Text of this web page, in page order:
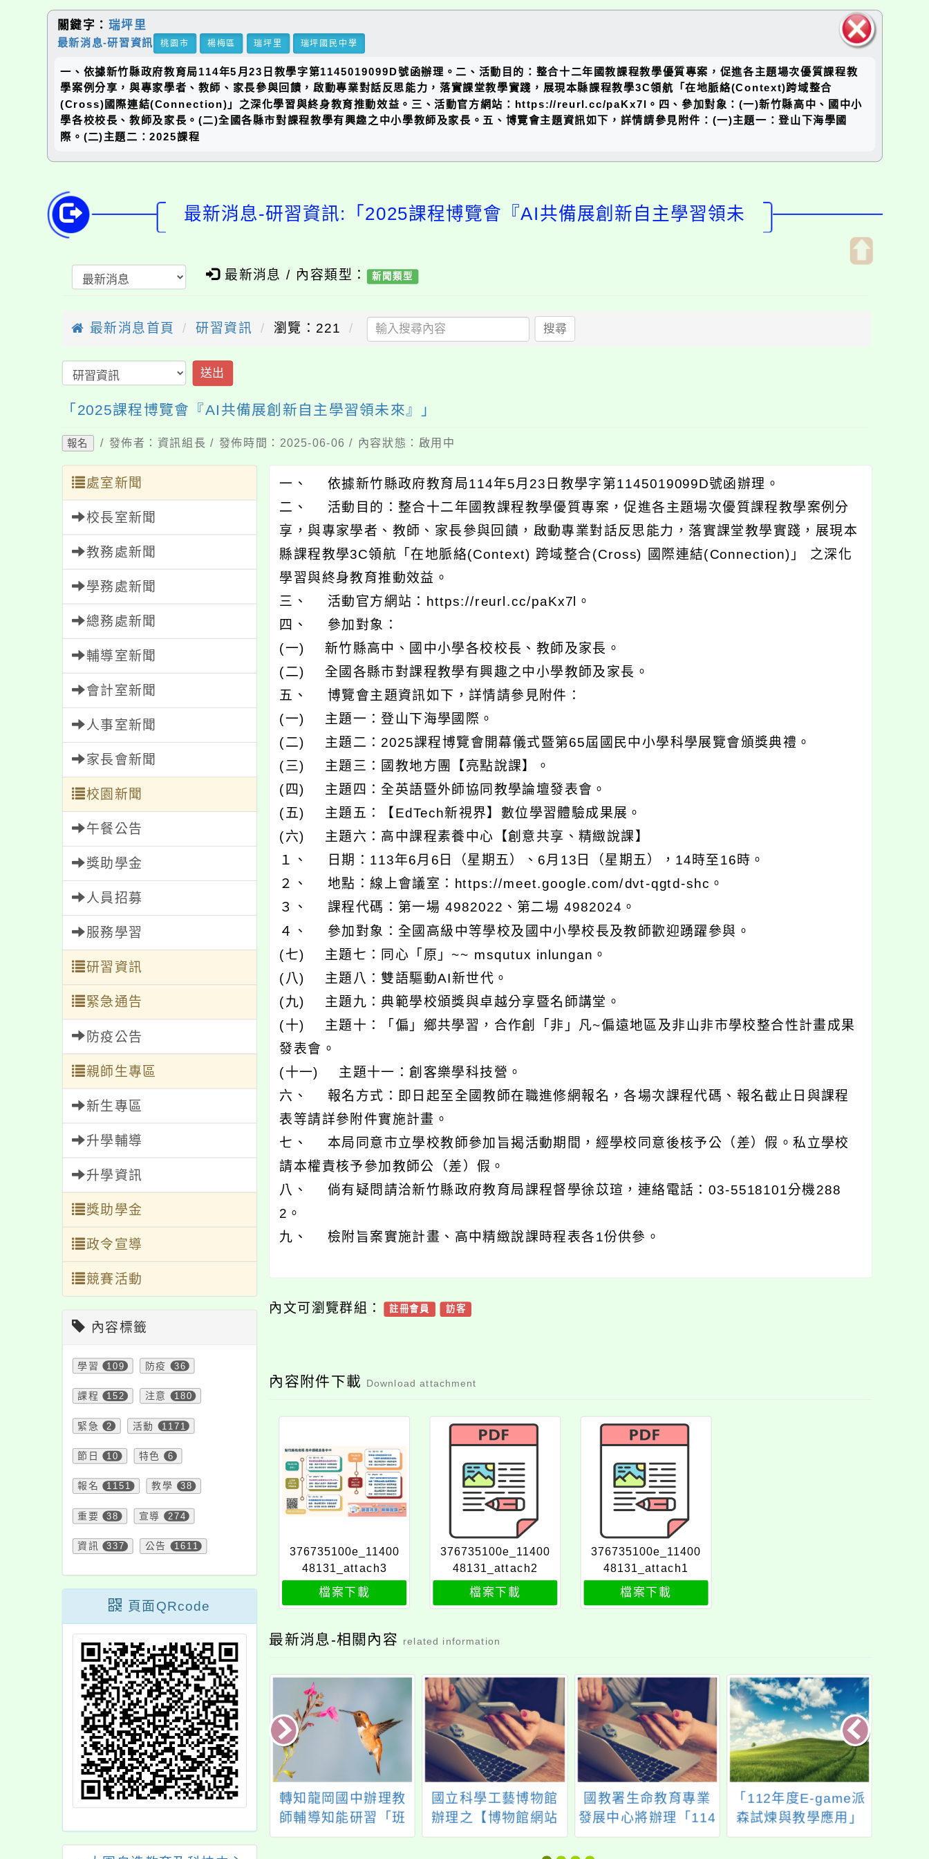
塊
關鍵字： 瑞坪里
最新消息-研習資訊 桃園市 楊梅區 瑞坪里 瑞坪國民中學
一、依據新竹縣政府教育局114年5月23日教學字第1145019099D號函辦理。二、活動目的：整合十二年國教課程教學優質專案，促進各主題場次優質課程教
學案例分享，與專家學者、教師、家長參與回饋，啟動專業對話反思能力，落實課堂教學實踐，展現本縣課程教學3C領航「在地脈絡(Context)跨域整合
(Cross)國際連結(Connection)」之深化學習與終身教育推動效益。三、活動官方網站：https://reurl.cc/paKx7l。四、參加對象：(一)新竹縣高中、國中小
學各校校長、教師及家長。(二)全國各縣市對課程教學有興趣之中小學教師及家長。五、博覽會主題資訊如下，詳情請參見附件：(一)主題一：登山下海學國
際。(二)主題二：2025課程
最新消息-研習資訊:「2025課程博覽會『AI共備展創新自主學習領未
最新消息 / 內容類型： 新聞類型
最新消息首頁 研習資訊 瀏覽：221 搜尋
送出
「2025課程博覽會『AI共備展創新自主學習領未來』」
報名 / 發佈者：資訊組長 / 發佈時間：2025-06-06 / 內容狀態：啟用中
處室新聞
校長室新聞
教務處新聞
學務處新聞
總務處新聞
輔導室新聞
會計室新聞
人事室新聞
家長會新聞
校園新聞
午餐公告
獎助學金
人員招募
服務學習
研習資訊
緊急通告
防疫公告
親師生專區
新生專區
升學輔導
升學資訊
獎助學金
政令宣導
競賽活動
內容標籤
學習 109 防疫 36
課程 152 注意 180
緊急 2 活動 1171
節日 10 特色 6
報名 1151 教學 38
重要 38 宣導 274
資訊 337 公告 1611
頁面QRcode
一、 依據新竹縣政府教育局114年5月23日教學字第1145019099D號函辦理。
二、 活動目的：整合十二年國教課程教學優質專案，促進各主題場次優質課程教學案例分
享，與專家學者、教師、家長參與回饋，啟動專業對話反思能力，落實課堂教學實踐，展現本
縣課程教學3C領航「在地脈絡(Context) 跨域整合(Cross) 國際連結(Connection)」 之深化
學習與終身教育推動效益。
三、 活動官方網站：https://reurl.cc/paKx7l。
四、 參加對象：
(一) 新竹縣高中、國中小學各校校長、教師及家長。
(二) 全國各縣市對課程教學有興趣之中小學教師及家長。
五、 博覽會主題資訊如下，詳情請參見附件：
(一) 主題一：登山下海學國際。
(二) 主題二：2025課程博覽會開幕儀式暨第65屆國民中小學科學展覽會頒獎典禮。
(三) 主題三：國教地方團【亮點說課】。
(四) 主題四：全英語暨外師協同教學論壇發表會。
(五) 主題五：【EdTech新視界】數位學習體驗成果展。
(六) 主題六：高中課程素養中心【創意共享、精緻說課】
１、 日期：113年6月6日（星期五）、6月13日（星期五），14時至16時。
２、 地點：線上會議室：https://meet.google.com/dvt-qgtd-shc。
３、 課程代碼：第一場 4982022、第二場 4982024。
４、 參加對象：全國高級中等學校及國中小學校長及教師歡迎踴躍參與。
(七) 主題七：同心「原」~~ msqutux inlungan。
(八) 主題八：雙語驅動AI新世代。
(九) 主題九：典範學校頒獎與卓越分享暨名師講堂。
(十) 主題十：「偏」鄉共學習，合作創「非」凡~偏遠地區及非山非市學校整合性計畫成果
發表會。
(十一) 主題十一：創客樂學科技營。
六、 報名方式：即日起至全國教師在職進修網報名，各場次課程代碼、報名截止日與課程
表等請詳參附件實施計畫。
七、 本局同意市立學校教師參加旨揭活動期間，經學校同意後核予公（差）假。私立學校
請本權責核予參加教師公（差）假。
八、 倘有疑問請洽新竹縣政府教育局課程督學徐苡瑄，連絡電話：03-5518101分機288
2。
九、 檢附旨案實施計畫、高中精緻說課時程表各1份供參。
內文可瀏覽群組： 註冊會員 訪客
內容附件下載 Download attachment
376735100e_11400
48131_attach3
檔案下載
376735100e_11400
48131_attach2
檔案下載
376735100e_11400
48131_attach1
檔案下載
最新消息-相關內容 related information
菜的旅程-蔬菜 桃園市114年度推動月 轉知龍岡國中辦理教
師輔導知能研習「班
級經營與壓力管理延
國立科學工藝博物館
辦理之【博物館網站
資源與AI應用】教師
國教署生命教育專業
發展中心將辦理「114
年度全國高中職以下
「112年度E-game派
森試煉與教學應用」
研習